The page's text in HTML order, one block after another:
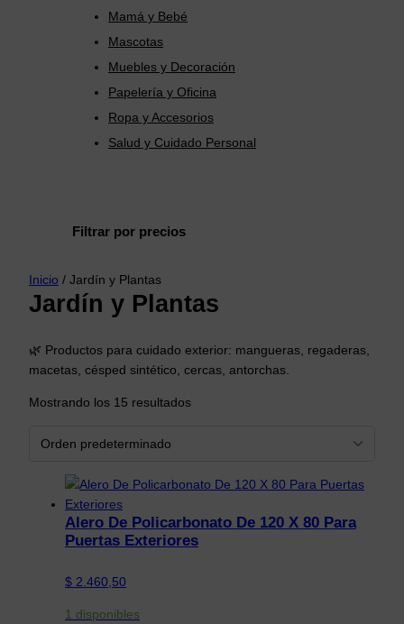
Mamá y Bebé
Mascotas
Muebles y Decoración
Papelería y Oficina
Ropa y Accesorios
Salud y Cuidado Personal
Filtrar por precios
Inicio / Jardín y Plantas
Jardín y Plantas
🌿 Productos para cuidado exterior: mangueras, regaderas,
macetas, césped sintético, cercas, antorchas.
Mostrando los 15 resultados
Alero De Policarbonato De 120 X 80 Para
Puertas Exteriores
$ 2.460,50
1 disponibles